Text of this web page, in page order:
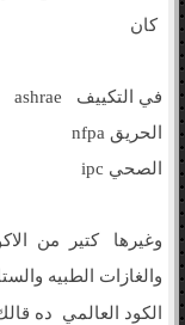
كان
في التكييف ashrae
الحريق nfpa
الصحي ipc
وغيرها كتير من
والغازات الطبيه
الكود العالمي ده